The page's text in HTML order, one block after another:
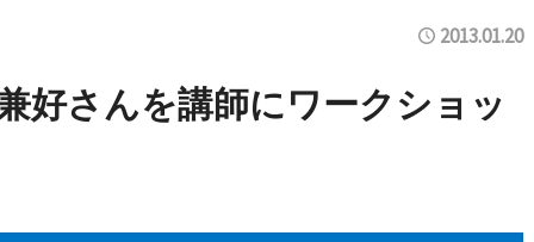
2013.01.20
好さんを講師にワークショッ